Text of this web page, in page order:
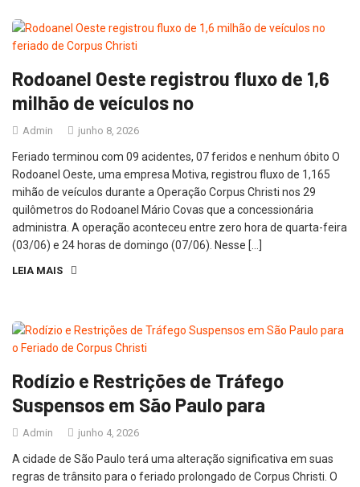
Rodoanel Oeste registrou fluxo de 1,6
milhão de veículos no
Admin junho 8, 2026
Feriado terminou com 09 acidentes, 07 feridos e nenhum óbito O
Rodoanel Oeste, uma empresa Motiva, registrou fluxo de 1,165
mihão de veículos durante a Operação Corpus Christi nos 29
quilômetros do Rodoanel Mário Covas que a concessionária
administra. A operação aconteceu entre zero hora de quarta-feira
(03/06) e 24 horas de domingo (07/06). Nesse […]
LEIA MAIS
Rodízio e Restrições de Tráfego
Suspensos em São Paulo para
Admin junho 4, 2026
A cidade de São Paulo terá uma alteração significativa em suas
regras de trânsito para o feriado prolongado de Corpus Christi. O